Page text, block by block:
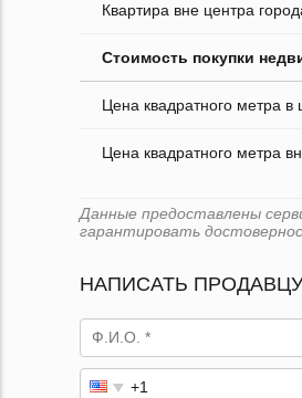
Квартира вне центра
Стоимость покупки
Цена квадратного метра в
Цена квадратного метра
Данные предоставлены
гарантировать
НАПИСАТЬ ПРОДАВЦУ